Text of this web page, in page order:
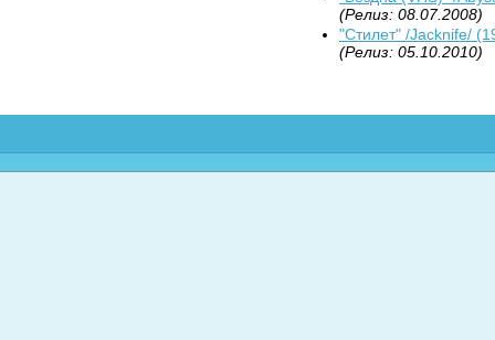
(Релиз: 08.07.2008)
"Стилет" /Jacknife/
(Релиз: 05.10.2010)